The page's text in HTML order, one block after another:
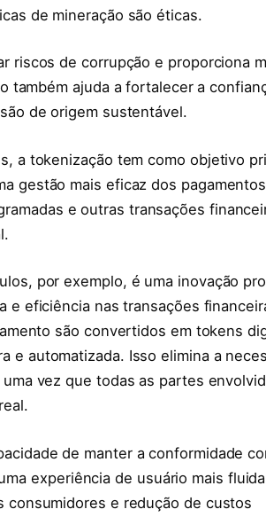
de mineração são éticas.
riscos de corrupção e proporciona
também ajuda a fortalecer a
de origem sustentável.
a tokenização tem como objetivo
gestão mais eficaz dos pagamentos
e outras transações
por exemplo, é uma inovação
eficiência nas transações
são convertidos em tokens
e automatizada. Isso elimina a
vez que todas as partes
de manter a conformidade
experiência de usuário mais
consumidores e redução de custos